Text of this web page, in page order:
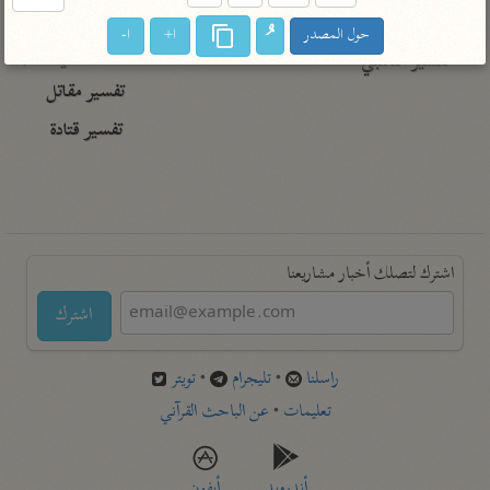
تفسير السمرقندي
تفسير الثعلبي
تفسير أبي السعود
الكشاف للزمخشري
الدر المنثور
تفسير ابن أبي حاتم
تفسير مقاتل
تفسير قتادة
اشترك لتصلك أخبار مشاريعنا
اشترك
راسلنا •تليجرام •تويتر
تعليمات •عن الباحث القرآني
حول المصدر ا+ ا-